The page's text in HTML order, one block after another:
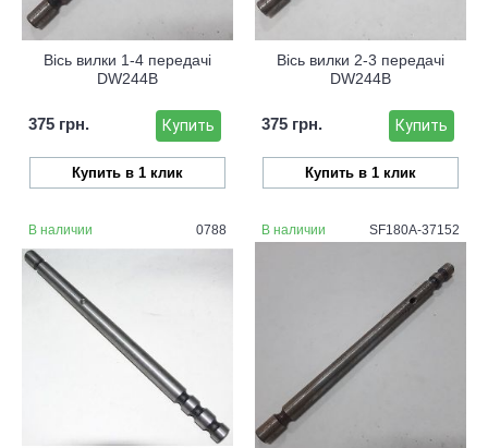
Вісь вилки 1-4 передачі
DW244B
375 грн. Купить
Купить в 1 клик
Вісь вилки 2-3 передачі
DW244B
375 грн. Купить
Купить в 1 клик
В наличии 0788 В наличии SF180A-37152